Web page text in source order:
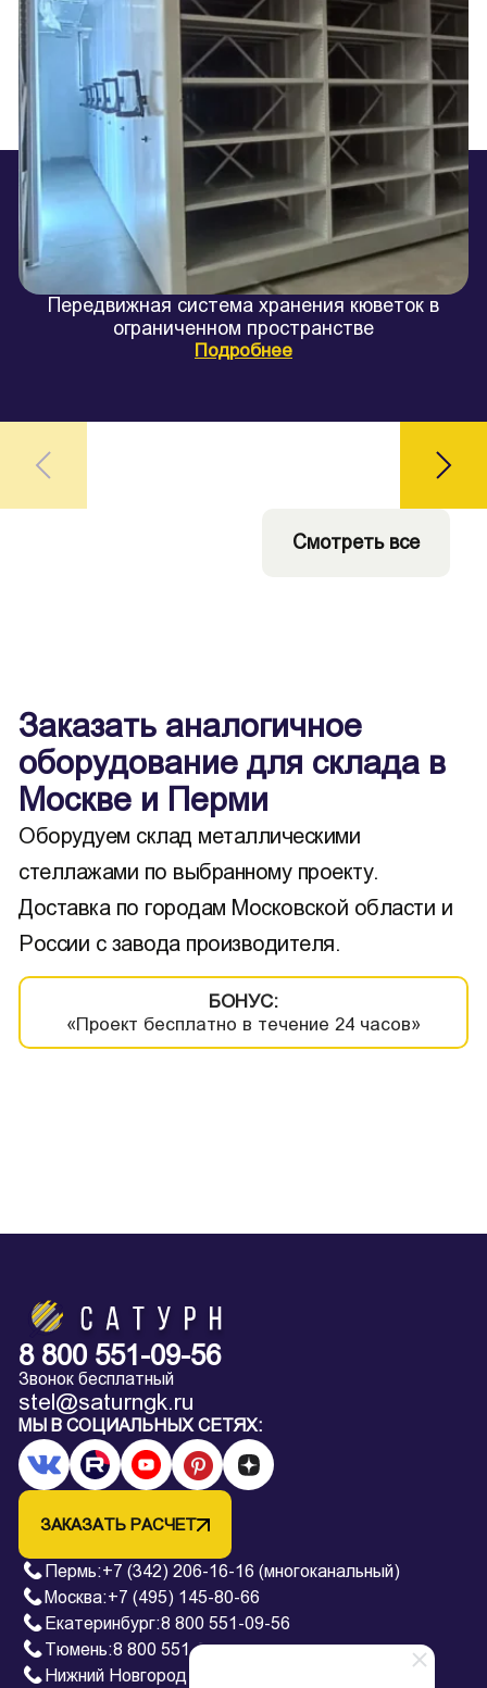
Передвижная система хранения кюветок в
ограниченном пространстве
Подробнее
Смотреть все
Заказать аналогичное
оборудование для склада в
Москве и Перми
Оборудуем склад металлическими
стеллажами по выбранному проекту.
Доставка по городам Московской области и
России с завода производителя.
БОНУС:
«Проект бесплатно в течение 24 часов»
8 800 551-09-56
Звонок бесплатный
stel@saturngk.ru
МЫ В СОЦИАЛЬНЫХ СЕТЯХ:
ЗАКАЗАТЬ РАСЧЕТ
Пермь:+7 (342) 206-16-16 (многоканальный)
Москва:+7 (495) 145-80-66
Екатеринбург:8 800 551-09-56
Тюмень:8 800 551-09-56
Нижний Новгород